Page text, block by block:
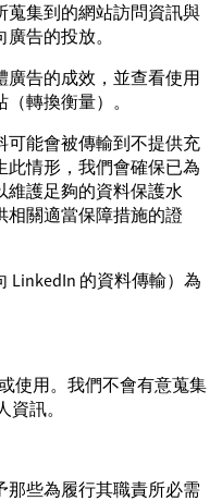
蒐集到的網站訪問資訊與
告的投放。
廣告的成效，並查看使用
轉換衡量）。
可能會被傳輸到不提供充
此情形，我們會確保已為
維護足夠的資料保護水
相關適當保障措施的證
LinkedIn 的資料傳輸）為
使用。我們不會有意蒐集
訊。
那些為履行其職責所必需